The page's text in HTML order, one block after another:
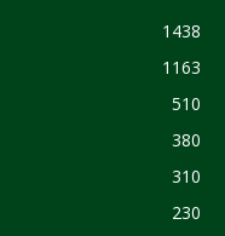
1438
1163
510
380
310
230